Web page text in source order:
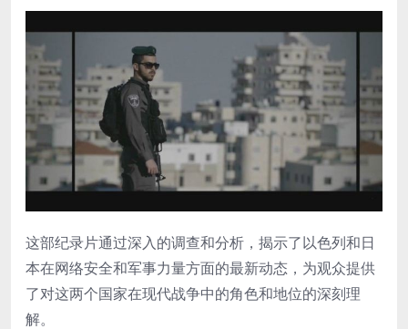
这部纪录片通过深入的调查和分析，揭示了以色列和日
本在网络安全和军事力量方面的最新动态，为观众提供
了对这两个国家在现代战争中的角色和地位的深刻理
解。